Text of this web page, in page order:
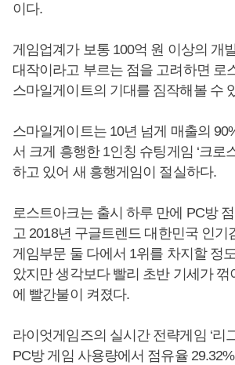
이다.
게임업계가 보통 100억 원 이상의 개
대작이라고 부르는 점을 고려하면 로
스마일게이트의 기대를 짐작해볼 수
스마일게이트는 10년 넘게 매출의
서 크게 흥행한 1인칭 슈팅게임 ‘크로
하고 있어 새 흥행게임이 절실하다.
로스트아크는 출시 하루 만에 PC방
고 2018년 구글트렌드 대한민국 인기
게임부문 둘 다에서 1위를 차지할 정
았지만 생각보다 빨리 초반 기세가 꺾
에 빨간불이 켜졌다.
라이엇게임즈의 실시간 전략게임 ‘리
PC방 게임 사용량에서 점유율